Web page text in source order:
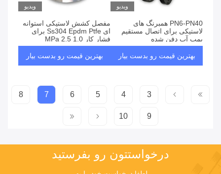
ویدیو
PN6-PN40 همبرنگ های
لاستیکی برای اتصال مستقیم
پمپ آب دفن شده
بهترین قیمت رو بدست بیار
ویدیو
مفصل کشش لاستیکی استوانه
ای Ss304 Epdm Ptfe برای
فشار کار 1.0 2.5 MPa
بهترین قیمت رو بدست بیار
3
4
5
6
7
8
9
10
درخواستتون رو بفرستيد